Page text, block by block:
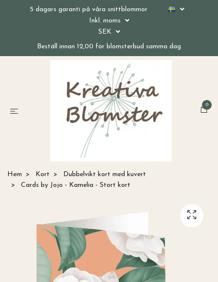
5 dagars garanti på våra snittblommor
Inkl. moms
SEK
Beställ innan 12,00 för blomsterbud samma dag
0
Hem Kort
Dubbelvikt kort med kuvert
Cards by Jojo - Kamelia - Stort kort